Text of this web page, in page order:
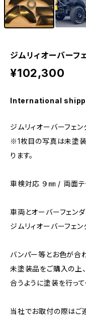
ジムリィオーバーフ
¥102,300
International
ジムリィオーバーフェ
※1枚目の写真は未塗
ります。
車検対応 ９㎜ / 両面テ
車両とオーバーフェン
ジムリィオーバーフェ
バンパー等とお色が合
未塗装品をご購入の上
合うように塗装を行って
当社でお取付の際はご